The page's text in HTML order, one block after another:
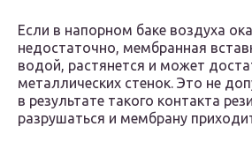
Если в напорном баке воздуха
недостаточно, мембранная
водой, растянется и может
металлических стенок. Это не
в результате такого контакта
разрушаться и мембрану